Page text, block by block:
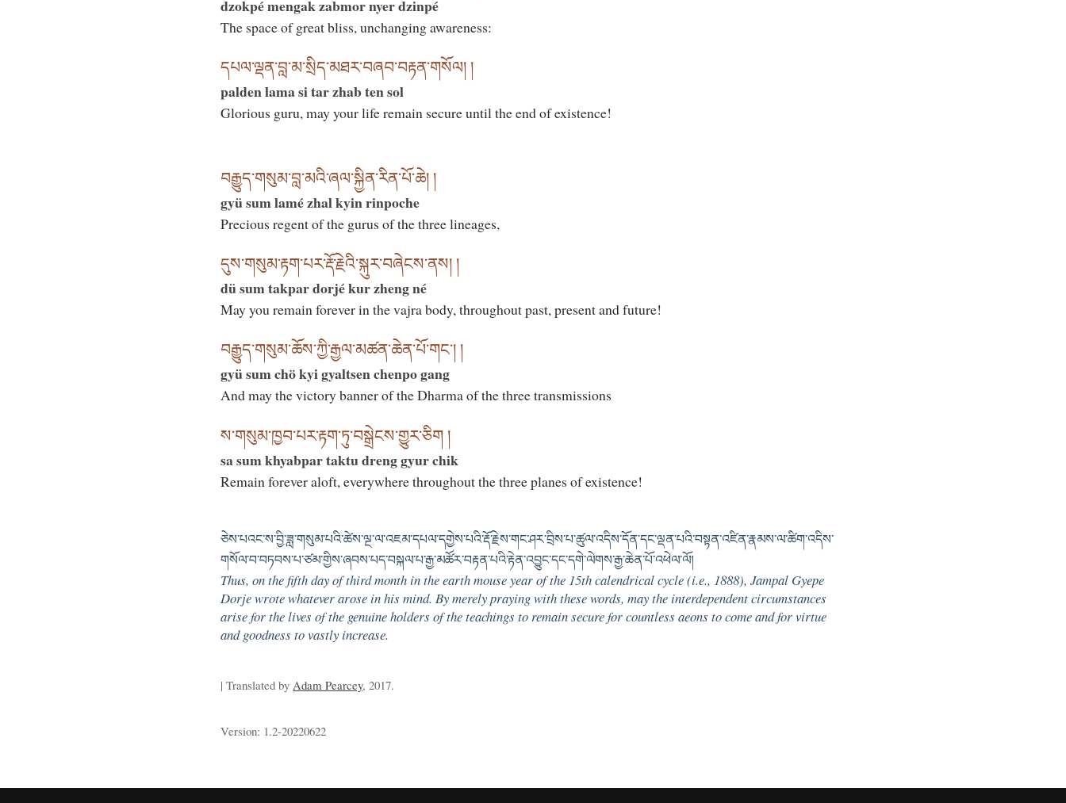
dzokpé mengak zabmor nyer dzinpé
The space of great bliss, unchanging awareness:
དཔལ་ལྡན་བླ་མ་སྲིད་མཐར་བཞབ་བརྟན་གསོལ། །
palden lama si tar zhab ten sol
Glorious guru, may your life remain secure until the end of existence!
བརྒྱུད་གསུམ་བླ་མའི་ཞལ་སྐྱིན་རིན་པོ་ཆེ། །
gyü sum lamé zhal kyin rinpoche
Precious regent of the gurus of the three lineages,
དུས་གསུམ་རྟག་པར་རྡོ་རྗེའི་སྐུར་བཞེངས་ནས། །
dü sum takpar dorjé kur zheng né
May you remain forever in the vajra body, throughout past, present and future!
བརྒྱུད་གསུམ་ཆོས་ཀྱི་རྒྱལ་མཚན་ཆེན་པོ་གང་། །
gyü sum chö kyi gyaltsen chenpo gang
And may the victory banner of the Dharma of the three transmissions
ས་གསུམ་ཁྱབ་པར་རྟག་ཏུ་བསྒྲེངས་གྱུར་ཅིག །
sa sum khyabpar taktu dreng gyur chik
Remain forever aloft, everywhere throughout the three planes of existence!
ཅེས་པའང་ས་བྱི་ཟླ་གསུམ་པའི་ཚེས་ལྔ་ལ་འཇམ་དཔལ་དགྱེས་པའི་རྡོ་རྗེས་གང་ཤར་བྲིས་པ་ཚུལ་འདིས་དོན་དང་ལྡན་པའི་བསྟན་འཛིན་རྣམས་ལ་ཚིག་འདིས་
གསོལ་བ་བཏབས་པ་ཙམ་གྱིས་ཞབས་པད་བསྐལ་པ་རྒྱ་མཚོར་བརྟན་པའི་རྟེན་འབྱུང་དང་དགེ་ལེགས་རྒྱ་ཆེན་པོ་འཕེལ་ལོ།
Thus, on the fifth day of third month in the earth mouse year of the 15th calendrical cycle (i.e., 1888), Jampal Gyepe
Dorje wrote whatever arose in his mind. By merely praying with these words, may the interdependent circumstances
arise for the lives of the genuine holders of the teachings to remain secure for countless aeons to come and for virtue
and goodness to vastly increase.
| Translated by Adam Pearcey, 2017.
Version: 1.2-20220622